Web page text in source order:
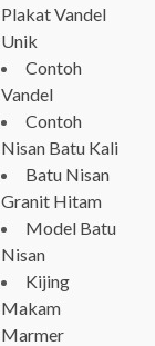
Plakat Vandel
Unik
Contoh
Vandel
Contoh
Nisan Batu Kali
Batu Nisan
Granit Hitam
Model Batu
Nisan
Kijing
Makam
Marmer